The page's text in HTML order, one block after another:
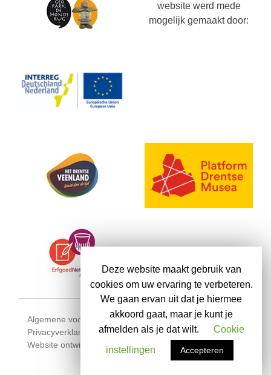
website werd mede
mogelijk gemaakt door:
Algemene voorwaarden
Privacyverklaring
Website ontwikkeld door X-Interactive
Deze website maakt gebruik van
cookies om uw ervaring te verbeteren.
We gaan ervan uit dat je hiermee
akkoord gaat, maar je kunt je
afmelden als je dat wilt.
Cookie
instellingen
Accepteren